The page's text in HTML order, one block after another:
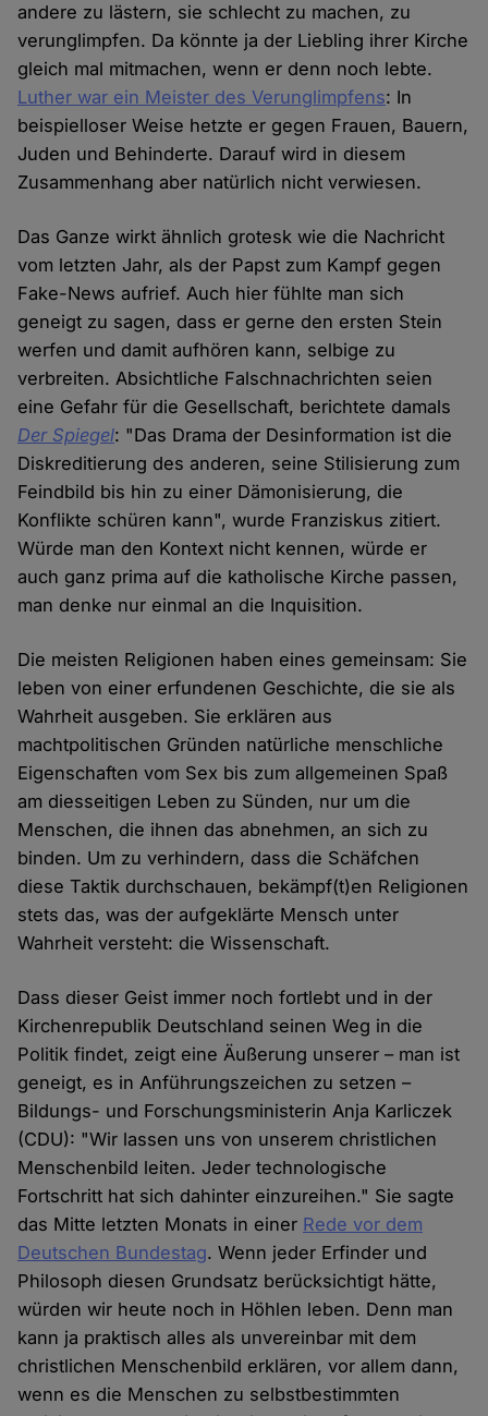
andere zu lästern, sie schlecht zu machen, zu
verunglimpfen. Da könnte ja der Liebling ihrer Kirche
gleich mal mitmachen, wenn er denn noch lebte.
Luther war ein Meister des Verunglimpfens: In
beispielloser Weise hetzte er gegen Frauen, Bauern,
Juden und Behinderte. Darauf wird in diesem
Zusammenhang aber natürlich nicht verwiesen.
Das Ganze wirkt ähnlich grotesk wie die Nachricht
vom letzten Jahr, als der Papst zum Kampf gegen
Fake-News aufrief. Auch hier fühlte man sich
geneigt zu sagen, dass er gerne den ersten Stein
werfen und damit aufhören kann, selbige zu
verbreiten. Absichtliche Falschnachrichten seien
eine Gefahr für die Gesellschaft, berichtete damals
Der Spiegel: "Das Drama der Desinformation ist die
Diskreditierung des anderen, seine Stilisierung zum
Feindbild bis hin zu einer Dämonisierung, die
Konflikte schüren kann", wurde Franziskus zitiert.
Würde man den Kontext nicht kennen, würde er
auch ganz prima auf die katholische Kirche passen,
man denke nur einmal an die Inquisition.
Die meisten Religionen haben eines gemeinsam: Sie
leben von einer erfundenen Geschichte, die sie als
Wahrheit ausgeben. Sie erklären aus
machtpolitischen Gründen natürliche menschliche
Eigenschaften vom Sex bis zum allgemeinen Spaß
am diesseitigen Leben zu Sünden, nur um die
Menschen, die ihnen das abnehmen, an sich zu
binden. Um zu verhindern, dass die Schäfchen
diese Taktik durchschauen, bekämpf(t)en Religionen
stets das, was der aufgeklärte Mensch unter
Wahrheit versteht: die Wissenschaft.
Dass dieser Geist immer noch fortlebt und in der
Kirchenrepublik Deutschland seinen Weg in die
Politik findet, zeigt eine Äußerung unserer – man ist
geneigt, es in Anführungszeichen zu setzen –
Bildungs- und Forschungsministerin Anja Karliczek
(CDU): "Wir lassen uns von unserem christlichen
Menschenbild leiten. Jeder technologische
Fortschritt hat sich dahinter einzureihen." Sie sagte
das Mitte letzten Monats in einer Rede vor dem
Deutschen Bundestag. Wenn jeder Erfinder und
Philosoph diesen Grundsatz berücksichtigt hätte,
würden wir heute noch in Höhlen leben. Denn man
kann ja praktisch alles als unvereinbar mit dem
christlichen Menschenbild erklären, vor allem dann,
wenn es die Menschen zu selbstbestimmten